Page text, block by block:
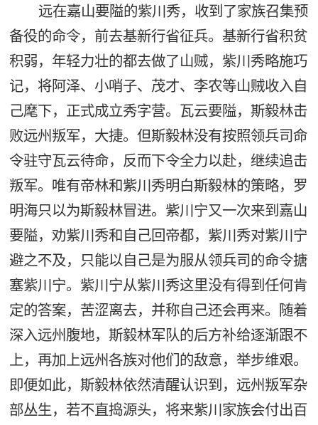
远在嘉山要隘的紫川秀，收到了家族召集预
备役的命令，前去基新行省征兵。基新行省积贫
积弱，年轻力壮的都去做了山贼，紫川秀略施巧
记，将阿泽、小哨子、茂才、李农等山贼收入自
己麾下，正式成立秀字营。瓦云要隘，斯毅林击
败远州叛军，大捷。但斯毅林没有按照领兵司命
令驻守瓦云待命，反而下令全力以赴，继续追击
叛军。唯有帝林和紫川秀明白斯毅林的策略，罗
明海只以为斯毅林冒进。紫川宁又一次来到嘉山
要隘，劝紫川秀和自己回帝都，紫川秀对紫川宁
避之不及，只能以自己是为服从领兵司的命令搪
塞紫川宁。紫川宁从紫川秀这里没有得到任何肯
定的答案，苦涩离去，并称自己还会再来。随着
深入远州腹地，斯毅林军队的后方补给逐渐跟不
上，再加上远州各族对他们的敌意，举步维艰。
即便如此，斯毅林依然清醒认识到，远州叛军杂
部丛生，若不直捣源头，将来紫川家族会付出百